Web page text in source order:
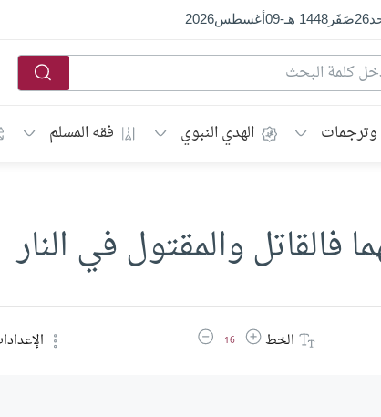
26صَفَر1448 هـ -
09أغسطس2026
الهدي النبوي فقه المسلم
فالقاتل والمقتول في النار
الخطزيادة حجم الخط
16 تقليل حجم الخط